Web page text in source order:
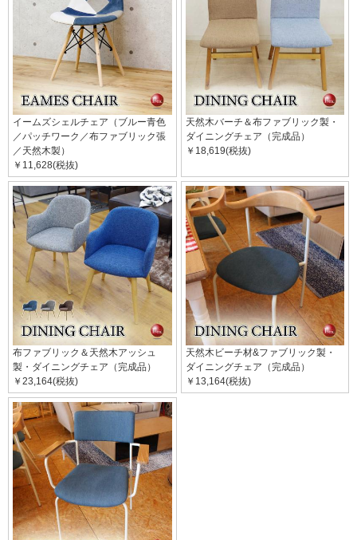
イームズシェルチェア（ブルー青色
／パッチワーク／布ファブリック張
／天然木製）
￥11,628(税抜)
天然木バーチ＆布ファブリック製・
ダイニングチェア（完成品）
￥18,619(税抜)
布ファブリック＆天然木アッシュ
製・ダイニングチェア（完成品）
￥23,164(税抜)
天然木ビーチ材&ファブリック製・
ダイニングチェア（完成品）
￥13,164(税抜)